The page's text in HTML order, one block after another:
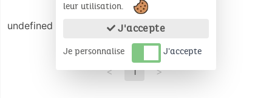
undefined
< 1 >
leur utilisation.
J'accepte
Je personnalise J'accepte